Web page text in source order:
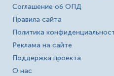
Соглашение об ОПД
Правила сайта
Политика
Реклама на сайте
Поддержка проекта
О нас